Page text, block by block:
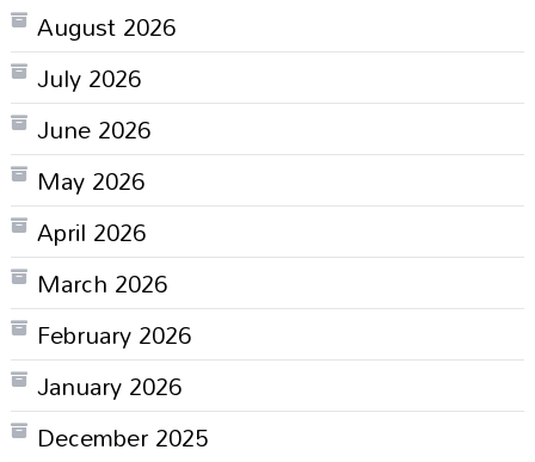
August 2026
July 2026
June 2026
May 2026
April 2026
March 2026
February 2026
January 2026
December 2025